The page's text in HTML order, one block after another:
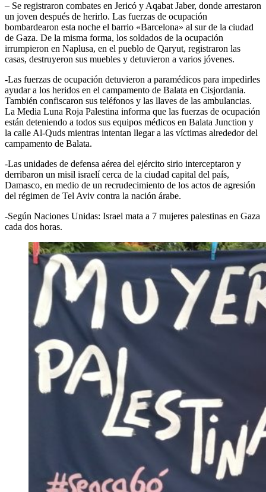
– Se registraron combates en Jericó y Aqabat Jaber, donde arrestaron
un joven después de herirlo. Las fuerzas de ocupación
bombardearon esta noche el barrio «Barcelona» al sur de la ciudad
de Gaza. De la misma forma, los soldados de la ocupación
irrumpieron en Naplusa, en el pueblo de Qaryut, registraron las
casas, destruyeron sus muebles y detuvieron a varios jóvenes.
-Las fuerzas de ocupación detuvieron a paramédicos para impedirles
ayudar a los heridos en el campamento de Balata en Cisjordania.
También confiscaron sus teléfonos y las llaves de las ambulancias.
La Media Luna Roja Palestina informa que las fuerzas de ocupación
están deteniendo a todos sus equipos médicos en Balata Junction y
la calle Al-Quds mientras intentan llegar a las víctimas alrededor del
campamento de Balata.
-Las unidades de defensa aérea del ejército sirio interceptaron y
derribaron un misil israelí cerca de la ciudad capital del país,
Damasco, en medio de un recrudecimiento de los actos de agresión
del régimen de Tel Aviv contra la nación árabe.
-Según Naciones Unidas: Israel mata a 7 mujeres palestinas en Gaza
cada dos horas.